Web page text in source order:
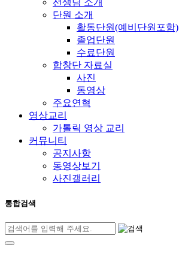
단원 소개
활동단원(예비단원포함)
졸업단원
수료단원
합창단 자료실
사진
동영상
주요연혁
영상교리
가톨릭 영상 교리
커뮤니티
공지사항
동영상보기
사진갤러리
통합검색